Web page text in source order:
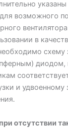
возможного
в
схему
диодом,
и удвоенному
отсутствии